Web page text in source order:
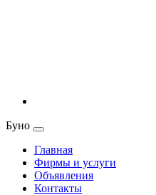
Буно
Главная
Фирмы и услуги
Объявления
Контакты